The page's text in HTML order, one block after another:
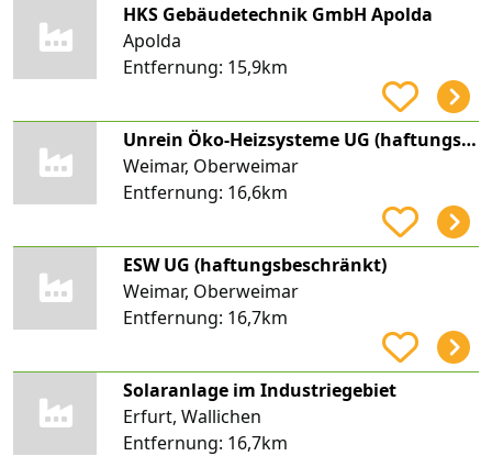
HKS Gebäudetechnik GmbH Apolda
Apolda
Entfernung: 15,9km
Unrein Öko-Heizsysteme UG (haftungsbeschränkt)
Weimar, Oberweimar
Entfernung: 16,6km
ESW UG (haftungsbeschränkt)
Weimar, Oberweimar
Entfernung: 16,7km
Solaranlage im Industriegebiet
Erfurt, Wallichen
Entfernung: 16,7km